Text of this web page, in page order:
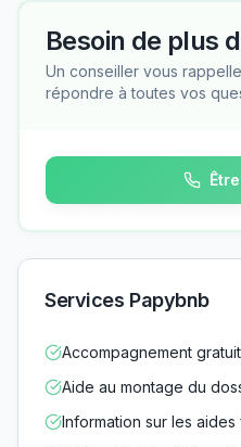
Besoin de plus
Un conseiller vous
répondre à toutes vos
Services Papybnb
Accompagnement
Aide au montage du
Information sur les aides